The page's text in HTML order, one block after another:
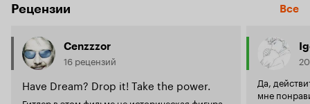
Рецензии Все
Cenzzzor
16 рецензий
Have Dream? Drop it! Take the power.
Да,
мне